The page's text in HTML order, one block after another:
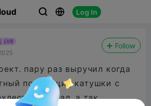
  Log In
Follow
пару раз выручил когда
поставщик катушки с
подогнал. а так